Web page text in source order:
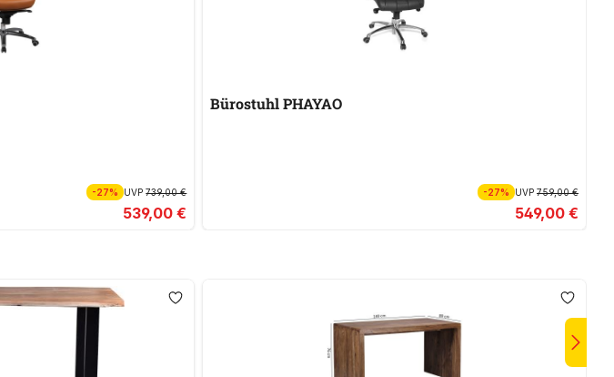
-27% UVP739,00 €
539,00 €
Bürostuhl PHAYAO
-27% UVP 759,00 €
549,00 €